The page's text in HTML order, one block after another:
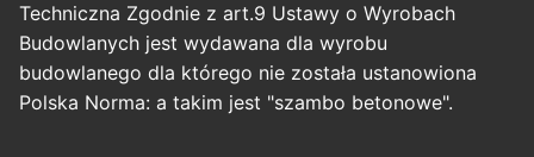
Techniczna Zgodnie z art.9 Ustawy o Wyrobach
Budowlanych jest wydawana dla wyrobu
budowlanego dla którego nie została ustanowiona
Polska Norma: a takim jest "szambo betonowe".